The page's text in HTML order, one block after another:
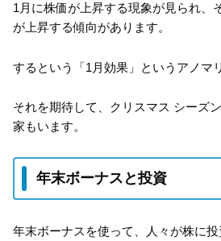
1月に株価が上昇する現象が見られ、
が上昇する傾向があります。
するという「1月効果」というアノマ
それを期待して、クリスマス シーズ
家もいます。
年末ボーナスと投資
年末ボーナスを使って、人々が株に